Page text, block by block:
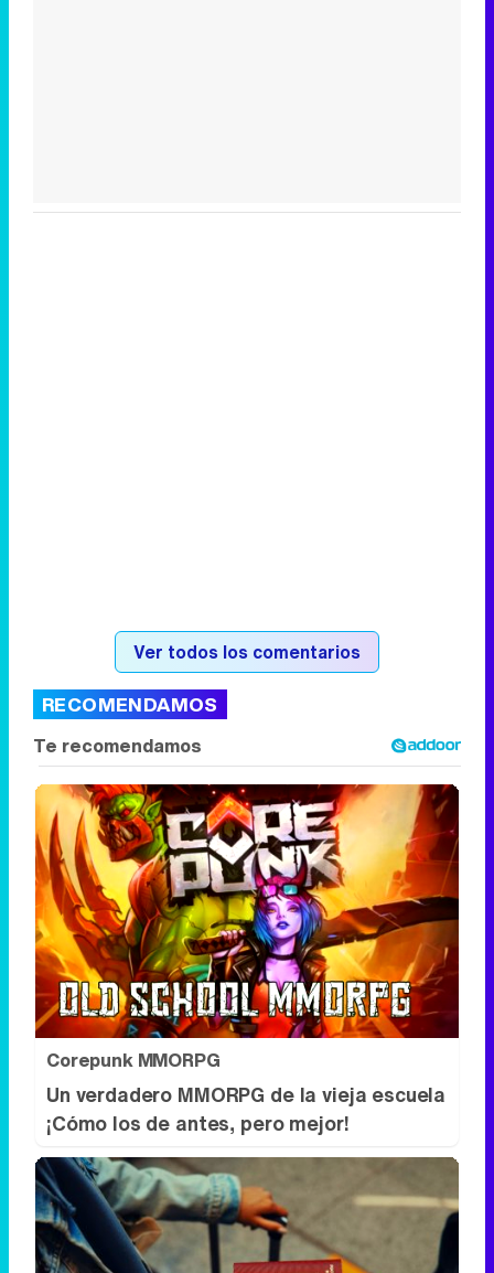
Corepunk MMORPG
Un verdadero MMORPG de la vieja escuela
¡Cómo los de antes, pero mejor!